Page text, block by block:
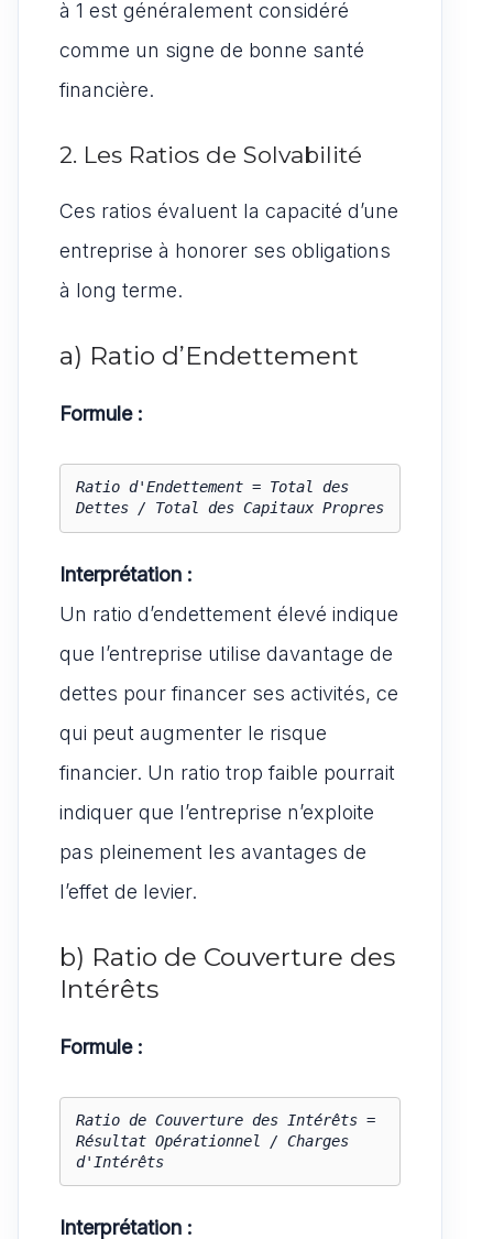
à 1 est généralement considéré
comme un signe de bonne santé
financière.
2. Les Ratios de Solvabilité
Ces ratios évaluent la capacité d’une
entreprise à honorer ses obligations
à long terme.
a) Ratio d’Endettement
Formule :
Ratio d'Endettement = Total des
Dettes / Total des Capitaux Propres
Interprétation :
Un ratio d’endettement élevé indique
que l’entreprise utilise davantage de
dettes pour financer ses activités, ce
qui peut augmenter le risque
financier. Un ratio trop faible pourrait
indiquer que l’entreprise n’exploite
pas pleinement les avantages de
l’effet de levier.
b) Ratio de Couverture des
Intérêts
Formule :
Ratio de Couverture des Intérêts =
Résultat Opérationnel / Charges
d'Intérêts
Interprétation :